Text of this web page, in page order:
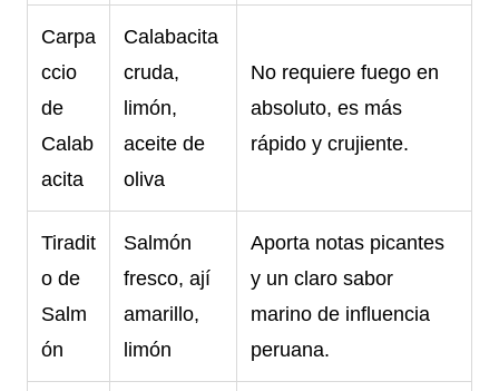
Carpa
ccio
de
Calab
acita
Calabacita
cruda,
limón,
aceite de
oliva
No requiere fuego en
absoluto, es más
rápido y crujiente.
Tiradit
o de
Salm
ón
Salmón
fresco, ají
amarillo,
limón
Aporta notas picantes
y un claro sabor
marino de influencia
peruana.